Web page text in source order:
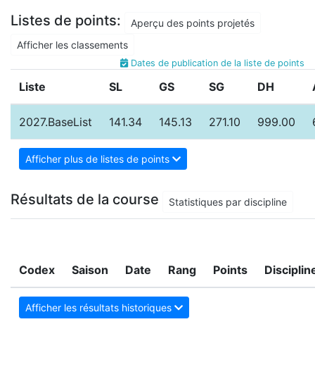
Listes de points:
Aperçu des points projetés
Afficher les classements
Dates de publication de la liste de points
Liste SL GS SG DH
2027.BaseList 141.34 145.13 271.10 999.00
Afficher plus de listes de points
Résultats de la course Statistiques par discipline
Codex Saison Date Rang Points
Afficher les résultats historiques